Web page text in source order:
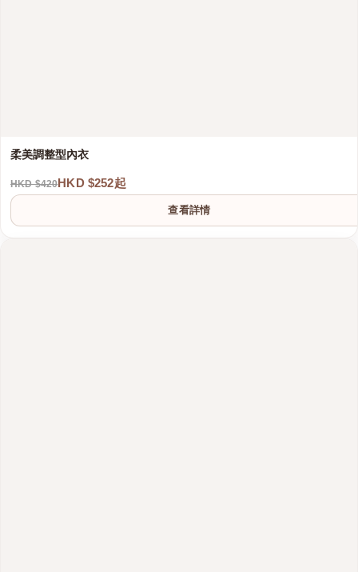
柔美調整型內衣
HKD $420HKD $252起
查看詳情